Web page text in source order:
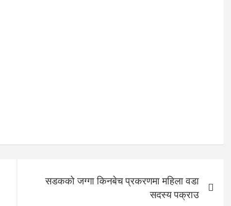
सडकको जग्गा किनबेच प्रकरणमा महिला वडा
सदस्य पक्राउ